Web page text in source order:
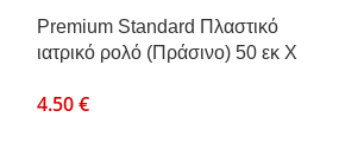
Premium Standard Πλαστικό
ιατρικό ρολό (Πράσινο) 50 εκ Χ
4.50€